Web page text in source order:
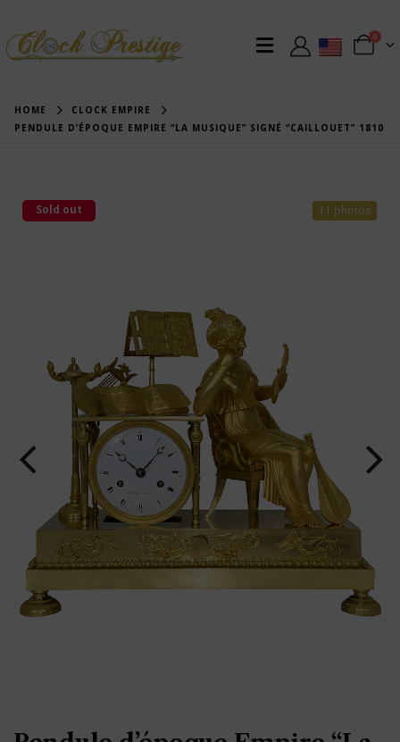
0
HOME
CLOCK EMPIRE
PENDULE D’ÉPOQUE EMPIRE “LA MUSIQUE” SIGNÉ “CAILLOUET” 1810
11 photos
Sold out